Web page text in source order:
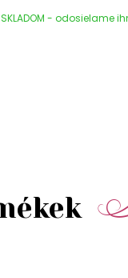
SKLADOM - odosielame